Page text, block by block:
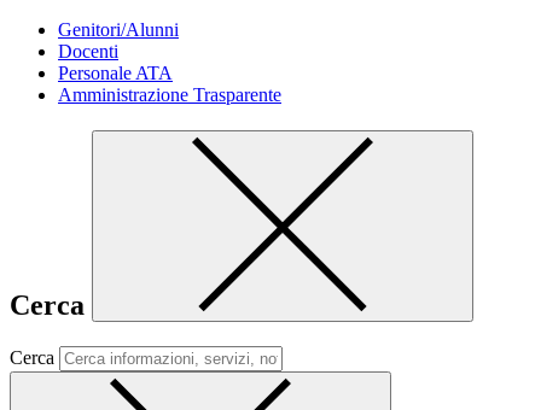
Genitori/Alunni
Docenti
Personale ATA
Amministrazione Trasparente
Cerca
Cerca